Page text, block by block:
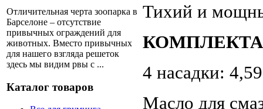
Отличительная черта зоопарка в
Барселоне – отсутствие
привычных ограждений для
животных. Вместо привычных
для нашего взгляда решеток
здесь мы видим рвы с ...
Каталог товаров
Тихий и
4 насадки:
Масло для